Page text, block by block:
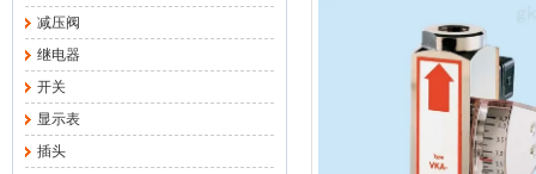
减压阀
继电器
开关
显示表
插头